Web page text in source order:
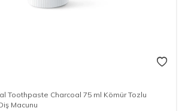
Toothpaste Charcoal 75 ml Kömür Tozlu
Macunu